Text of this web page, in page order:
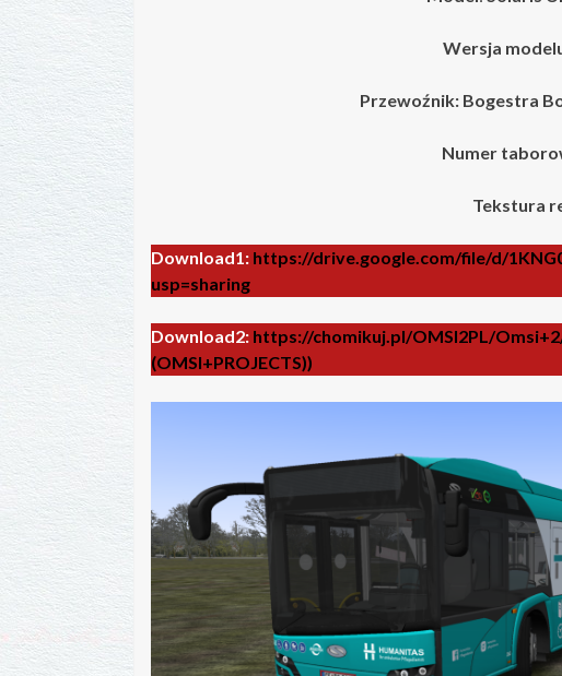
Wersja
Przewoźnik: Bogestra
Numer
Tekstura
Download1: https://drive.google.com/file/d/
usp=sharing
Download2: https://chomikuj.pl/OMSI2PL/
(OMSI+PROJECTS))